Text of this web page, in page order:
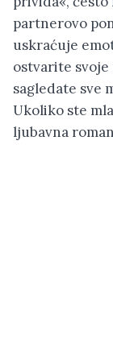
partnerovo
uskraćuje
ostvarite svoje
sagledate sve
Ukoliko ste
ljubavna